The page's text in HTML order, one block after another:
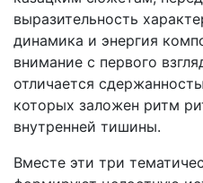
выразительность
динамика и энергия
внимание с первого
отличается
которых заложен ритм
внутренней тишины.
Вместе эти три